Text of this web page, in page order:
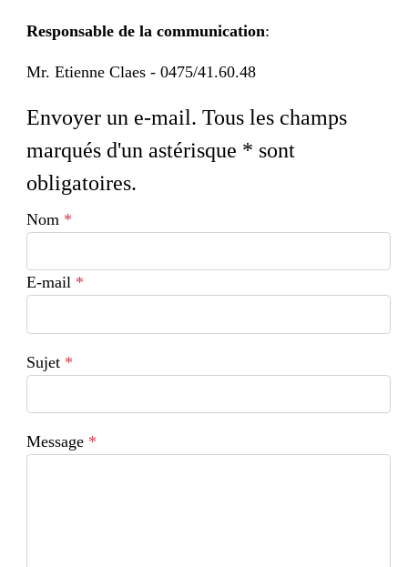
Responsable de la communication:
Mr. Etienne Claes - 0475/41.60.48
Envoyer un e-mail. Tous les champs
marqués d'un astérisque * sont
obligatoires.
Nom *
E-mail *
Sujet *
Message *